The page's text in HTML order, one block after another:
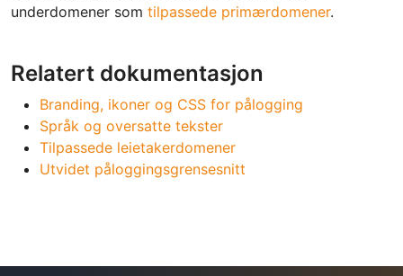
underdomener som tilpassede primærdomener.
Relatert dokumentasjon
Branding, ikoner og CSS for pålogging
Språk og oversatte tekster
Tilpassede leietakerdomener
Utvidet påloggingsgrensesnitt